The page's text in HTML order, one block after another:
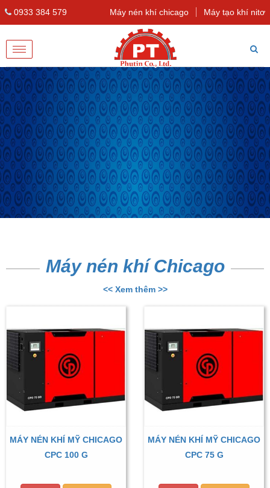
0933 384 579 Máy nén khí chicago Máy tạo khí nitơ
Toggle
navigation
Máy nén khí Chicago
<< Xem thêm >>
MÁY NÉN KHÍ MỸ CHICAGO
CPC 100 G
MÁY NÉN KHÍ MỸ CHICAGO
CPC 75 G